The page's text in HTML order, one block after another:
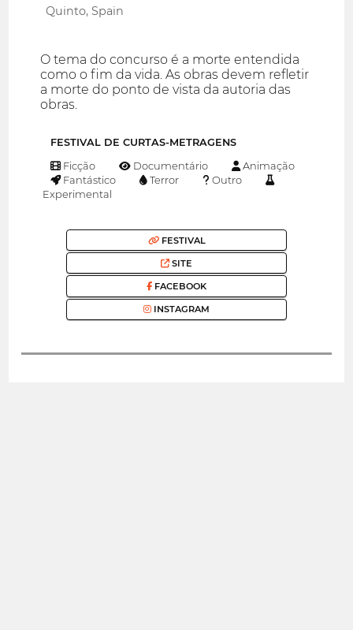
Quinto, Spain
O tema do concurso é a morte entendida
como o fim da vida. As obras devem refletir
a morte do ponto de vista da autoria das
obras.
FESTIVAL DE CURTAS-METRAGENS
Ficção Documentário
Animação
Fantástico
Terror
Outro
Experimental
FESTIVAL
SITE
FACEBOOK
INSTAGRAM